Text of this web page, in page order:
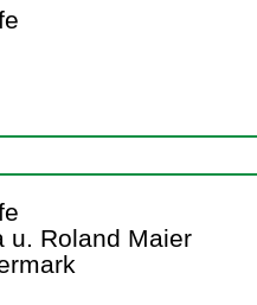
u. Roland Maier